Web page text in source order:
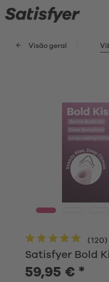
Visão geral
Satisfyer Bold
(120)
59,95 € *